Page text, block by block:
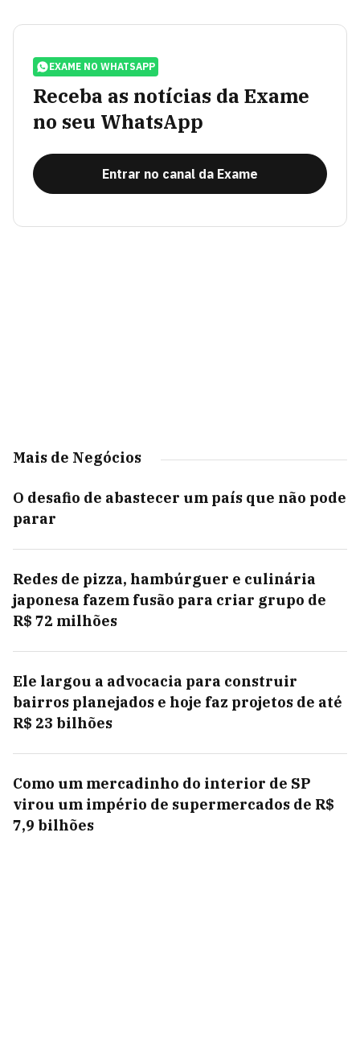
EXAME NO WHATSAPP
Receba as notícias da Exame
no seu WhatsApp
Entrar no canal da Exame
Mais de Negócios
O desafio de abastecer um país que não pode
parar
Redes de pizza, hambúrguer e culinária
japonesa fazem fusão para criar grupo de
R$ 72 milhões
Ele largou a advocacia para construir
bairros planejados e hoje faz projetos de até
R$ 23 bilhões
Como um mercadinho do interior de SP
virou um império de supermercados de R$
7,9 bilhões